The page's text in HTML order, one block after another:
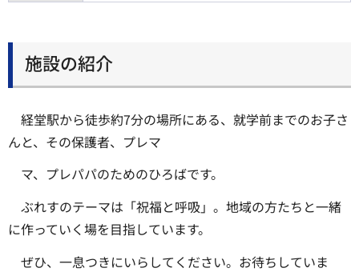
施設の紹介
経堂駅から徒歩約7分の場所にある、就学前までのお子さ
んと、その保護者、プレマ
マ、プレパパのためのひろばです。
ぶれすのテーマは「祝福と呼吸」。地域の方たちと一緒
に作っていく場を目指しています。
ぜひ、一息つきにいらしてください。お待ちしていま